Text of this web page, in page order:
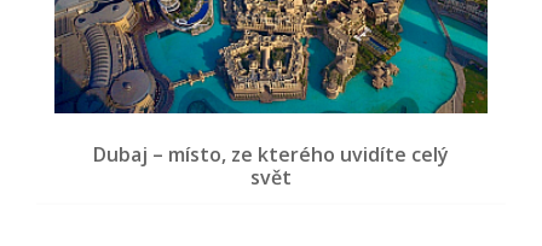
Dubaj – místo, ze kterého uvidíte celý
svět